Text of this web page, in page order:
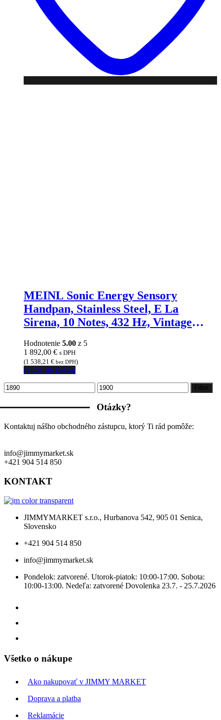
MEINL Sonic Energy Sensory
Handpan, Stainless Steel, E La
Sirena, 10 Notes, 432 Hz, Vintage
Hodnotenie 5.00 z 5
1 892,00 € s DPH
(1 538,21 € bez DPH)
Pridať do košíka
Minimálna
cena
Maximálna
cena
Filter
Otázky?
Kontaktuj nášho obchodného zástupcu, ktorý Ti rád pomôže:
info@jimmymarket.sk
+421 904 514 850
KONTAKT
JIMMYMARKET s.r.o., Hurbanova 542, 905 01 Senica,
Slovensko
+421 904 514 850
info@jimmymarket.sk
Pondelok: zatvorené. Utorok-piatok: 10:00-17:00. Sobota:
10:00-13:00. Nedeľa: zatvorené Dovolenka 23.7. - 25.7.2026
Všetko o nákupe
Ako nakupovať v JIMMY MARKET
Doprava a platba
Reklamácie